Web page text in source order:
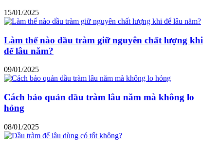
15/01/2025
Làm thế nào dầu tràm giữ nguyên chất lượng khi
để lâu năm?
09/01/2025
Cách bảo quản dầu tràm lâu năm mà không lo
hỏng
08/01/2025